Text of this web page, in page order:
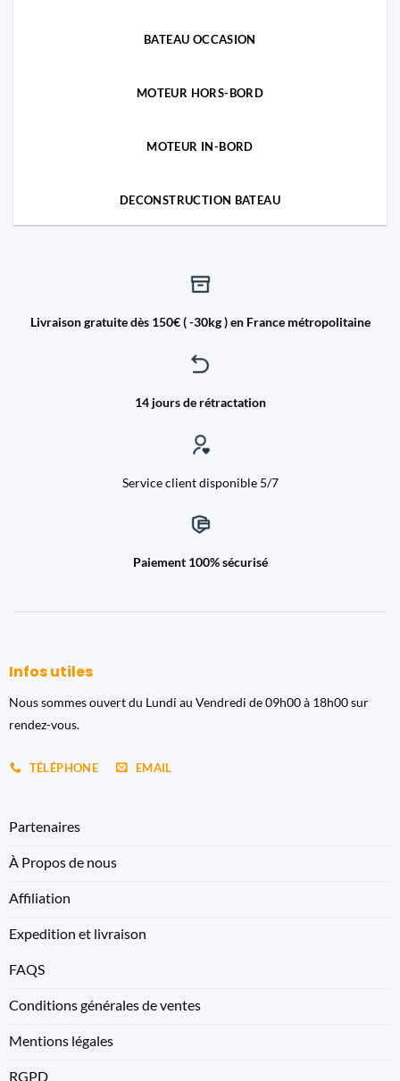
BATEAU OCCASION
MOTEUR HORS-BORD
MOTEUR IN-BORD
DECONSTRUCTION BATEAU
Livraison gratuite dès 150€ ( -30kg ) en France métropolitaine
14 jours de rétractation
Service client disponible 5/7
Paiement 100% sécurisé
Infos utiles
Nous sommes ouvert du Lundi au Vendredi de 09h00 à 18h00 sur
rendez-vous.
TÉLÉPHONE EMAIL
Partenaires
À Propos de nous
Affiliation
Expedition et livraison
FAQS
Conditions générales de ventes
Mentions légales
RGPD